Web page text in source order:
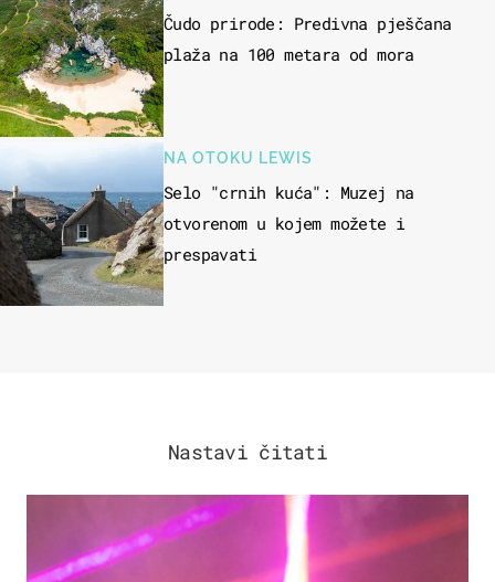
Čudo prirode: Predivna pješčana
plaža na 100 metara od mora
NA OTOKU LEWIS
Selo "crnih kuća": Muzej na
otvorenom u kojem možete i
prespavati
Nastavi čitati
KULTURA & ZABAVA